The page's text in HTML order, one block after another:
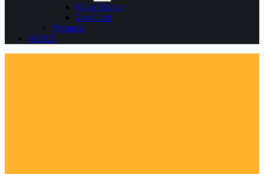
Ciclo Básico
2do Ciclo
Primaria
SIGED